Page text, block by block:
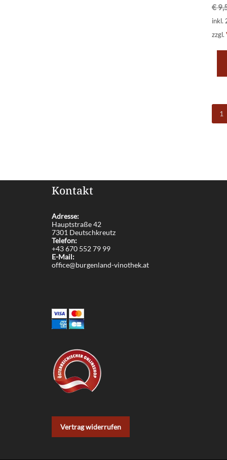
€
inkl.
zzgl.
1
Kontakt
Adresse:
Hauptstraße 42
7301 Deutschkreutz
Telefon:
+43 670 552 79 99
E-Mail:
office@burgenland-vinothek.at
Vertrag widerrufen